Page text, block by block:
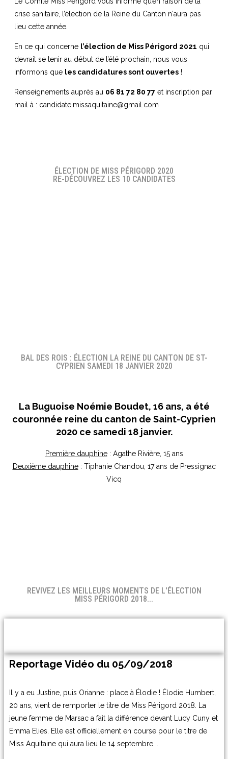
crise sanitaire, l’élection de la Reine du Canton n‘aura pas
lieu cette année.
En ce qui concerne l’élection de Miss Périgord 2021 qui
devrait se tenir au début de l’été prochain, nous vous
informons que les candidatures sont ouvertes !
Renseignements auprès au 06 81 72 80 77 et inscription par
mail à : candidate.missaquitaine@gmail.com
ÉLECTION DE MISS PÉRIGORD 2020
RE-DÉCOUVREZ LES 10 CANDIDATES
BAL DES ROIS : ÉLECTION LA REINE DU CANTON DE ST-
CYPRIEN SAMEDI 18 JANVIER 2020
La Buguoise Noémie Boudet, 16 ans, a été
couronnée reine du canton de Saint-Cyprien
2020 ce samedi 18 janvier.
Première dauphine: Agathe Rivière, 15 ans
Deuxième dauphine: Tiphanie Chandou, 17 ans de Pressignac
Vicq
REVIVEZ LES MEILLEURS MOMENTS DE L'ÉLECTION
MISS PÉRIGORD 2018...
Reportage Vidéo du 05/09/2018
Il y a eu Justine, puis Orianne : place à Élodie ! Élodie Humbert,
20 ans, vient de remporter le titre de Miss Périgord 2018. La
jeune femme de Marsac a fait la différence devant Lucy Cuny et
Emma Elies. Elle est officiellement en course pour le titre de
Miss Aquitaine qui aura lieu le 14 septembre….